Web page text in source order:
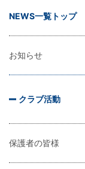
NEWS一覧トップ
お知らせ
クラブ活動
保護者の皆様